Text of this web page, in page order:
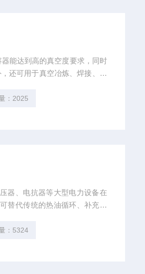
可用于真空冶炼、焊接、化
过高、有毒、有爆炸性、含
：2025
替代传统的热油循环、补充氮
三种干燥净化工艺进行科学的
：5324